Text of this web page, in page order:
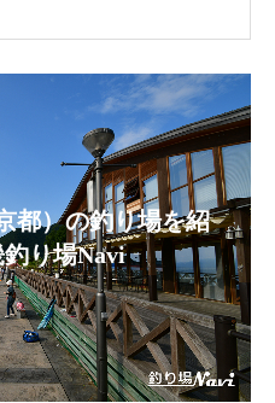
都）の釣り場を紹
り場Navi